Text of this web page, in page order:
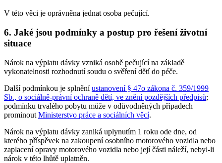
V této věci je oprávněna jednat osoba pečující.
6. Jaké jsou podmínky a postup pro řešení životní
situace
Nárok na výplatu dávky vzniká osobě pečující na základě
vykonatelnosti rozhodnutí soudu o svěření dětí do péče.
Další podmínkou je splněníustanovení § 47o zákona č. 359/1999
Sb., o sociálně-právní ochraně dětí, ve znění pozdějších předpisů;
podmínku trvalého pobytu může v odůvodněných případech
prominout Ministerstvo práce a sociálních věcí.
Nárok na výplatu dávky zaniká uplynutím 1 roku ode dne, od
kterého příspěvek na zakoupení osobního motorového vozidla nebo
zaplacení opravy motorového vozidla nebo její části náleží, nebyl-li
nárok v této lhůtě uplatněn.